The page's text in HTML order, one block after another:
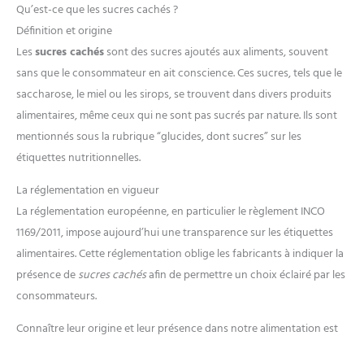
Qu’est-ce que les sucres cachés ?
Définition et origine
Lessucres cachéssont des sucres ajoutés aux aliments, souvent
sans que le consommateur en ait conscience. Ces sucres, tels que le
saccharose, le miel ou les sirops, se trouvent dans divers produits
alimentaires, même ceux qui ne sont pas sucrés par nature. Ils sont
mentionnés sous la rubrique “glucides, dont sucres” sur les
étiquettes nutritionnelles.
La réglementation en vigueur
La réglementation européenne, en particulier le règlement INCO
1169/2011, impose aujourd’hui une transparence sur les étiquettes
alimentaires. Cette réglementation oblige les fabricants à indiquer la
présence desucres cachésafin de permettre un choix éclairé par les
consommateurs.
Connaître leur origine et leur présence dans notre alimentation est